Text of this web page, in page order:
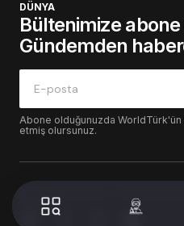
DÜNYA
Bültenimize
Gündemden
Abone olduğunuzda WorldTürk'ün
etmiş olursunuz.
© 2024 WorldTurk. Tüm Hakları
Volion's